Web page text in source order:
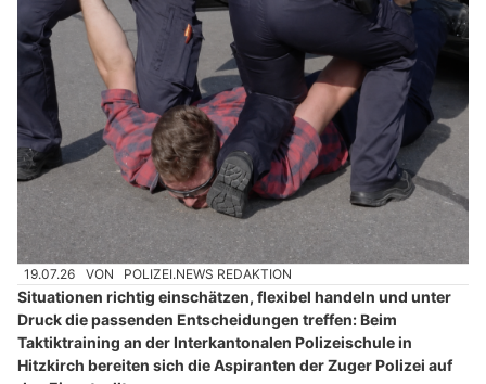
19.07.26 VON POLIZEI.NEWS REDAKTION
Situationen richtig einschätzen, flexibel handeln und unter
Druck die passenden Entscheidungen treffen: Beim
Taktiktraining an der Interkantonalen Polizeischule in
Hitzkirch bereiten sich die Aspiranten der Zuger Polizei auf